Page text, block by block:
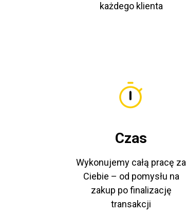
każdego klienta
Czas
Wykonujemy całą pracę za
Ciebie – od pomysłu na
zakup po finalizację
transakcji